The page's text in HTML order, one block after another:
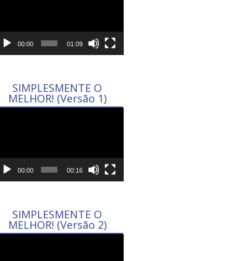
00:00 01:09
SIMPLESMENTE O
MELHOR! (Versão 1)
00:00 00:16
SIMPLESMENTE O
MELHOR! (Versão 2)